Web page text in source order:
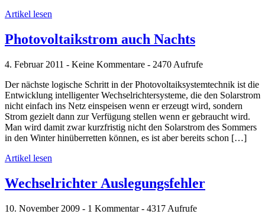
Artikel lesen
Photovoltaikstrom auch Nachts
4. Februar 2011 - Keine Kommentare - 2470 Aufrufe
Der nächste logische Schritt in der Photovoltaiksystemtechnik ist die
Entwicklung intelligenter Wechselrichtersysteme, die den Solarstrom
nicht einfach ins Netz einspeisen wenn er erzeugt wird, sondern
Strom gezielt dann zur Verfügung stellen wenn er gebraucht wird.
Man wird damit zwar kurzfristig nicht den Solarstrom des Sommers
in den Winter hinüberretten können, es ist aber bereits schon […]
Artikel lesen
Wechselrichter Auslegungsfehler
10. November 2009 - 1 Kommentar - 4317 Aufrufe